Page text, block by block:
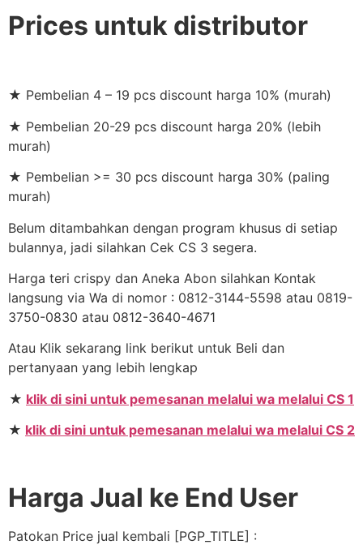
Prices untuk distributor
★ Pembelian 4 – 19 pcs discount harga 10% (murah)
★ Pembelian 20-29 pcs discount harga 20% (lebih
murah)
★ Pembelian >= 30 pcs discount harga 30% (paling
murah)
Belum ditambahkan dengan program khusus di setiap
bulannya, jadi silahkan Cek CS 3 segera.
Harga teri crispy dan Aneka Abon silahkan Kontak
langsung via Wa di nomor : 0812-3144-5598 atau 0819-
3750-0830 atau 0812-3640-4671
Atau Klik sekarang link berikut untuk Beli dan
pertanyaan yang lebih lengkap
★ klik di sini untuk pemesanan melalui wa melalui CS 1
★ klik di sini untuk pemesanan melalui wa melalui CS 2
Harga Jual ke End User
Patokan Price jual kembali [PGP_TITLE] :